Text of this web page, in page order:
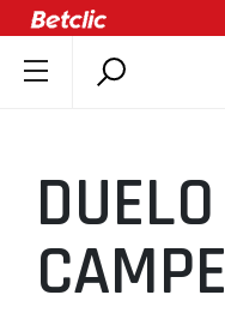
ÚLTIMAS
COMPETIÇÕES
ASSOCIAÇÕES